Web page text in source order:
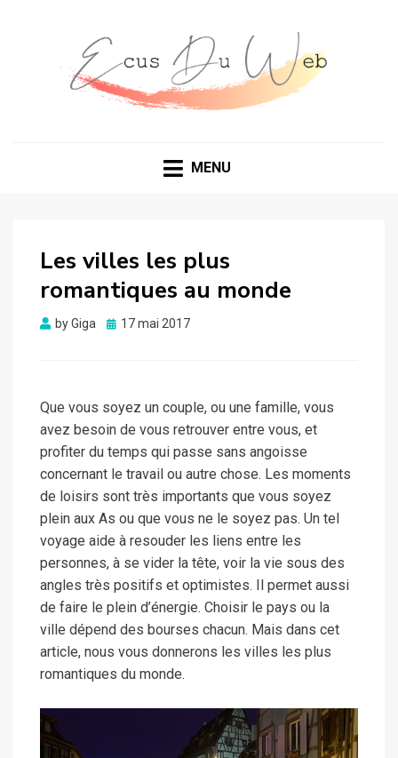
MENU
Les villes les plus
romantiques au monde
byGiga
Posted
17 mai 2017
Que vous soyez un couple, ou une famille, vous
avez besoin de vous retrouver entre vous, et
profiter du temps qui passe sans angoisse
concernant le travail ou autre chose. Les moments
de loisirs sont très importants que vous soyez
plein aux As ou que vous ne le soyez pas. Un tel
voyage aide à resouder les liens entre les
personnes, à se vider la tête, voir la vie sous des
angles très positifs et optimistes. Il permet aussi
de faire le plein d’énergie. Choisir le pays ou la
ville dépend des bourses chacun. Mais dans cet
article, nous vous donnerons les villes les plus
romantiques du monde.